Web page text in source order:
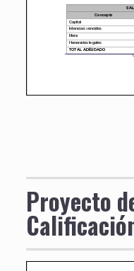
Proyecto